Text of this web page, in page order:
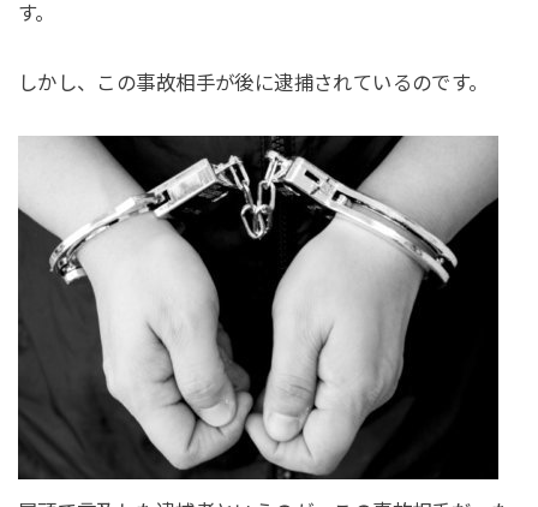
す。
しかし、この事故相手が後に逮捕されているのです。